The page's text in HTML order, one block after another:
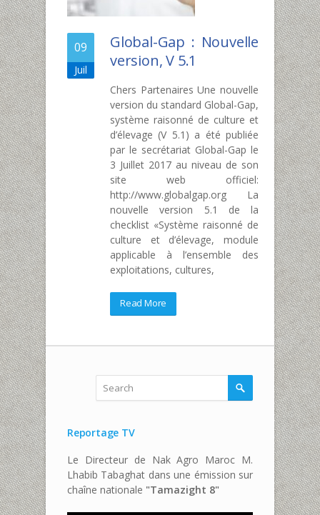
09
Juil
Global-Gap : Nouvelle
version, V 5.1
Chers Partenaires Une nouvelle
version du standard Global-Gap,
système raisonné de culture et
d’élevage (V 5.1) a été publiée
par le secrétariat Global-Gap le
3 Juillet 2017 au niveau de son
site web officiel:
http://www.globalgap.org La
nouvelle version 5.1 de la
checklist «Système raisonné de
culture et d’élevage, module
applicable à l’ensemble des
exploitations, cultures,
Read More
Reportage TV
Le Directeur de Nak Agro Maroc M.
Lhabib Tabaghat dans une émission sur
chaîne nationale "Tamazight 8"